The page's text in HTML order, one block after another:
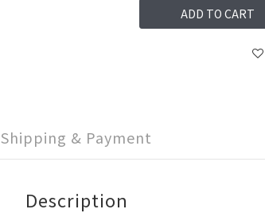
ADD TO CART
Shipping & Payment
Description